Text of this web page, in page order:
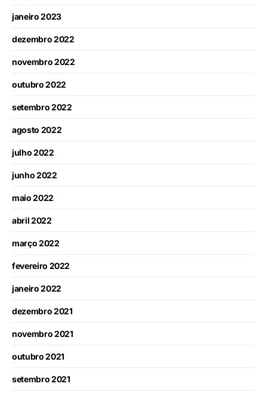
janeiro 2023
dezembro 2022
novembro 2022
outubro 2022
setembro 2022
agosto 2022
julho 2022
junho 2022
maio 2022
abril 2022
março 2022
fevereiro 2022
janeiro 2022
dezembro 2021
novembro 2021
outubro 2021
setembro 2021